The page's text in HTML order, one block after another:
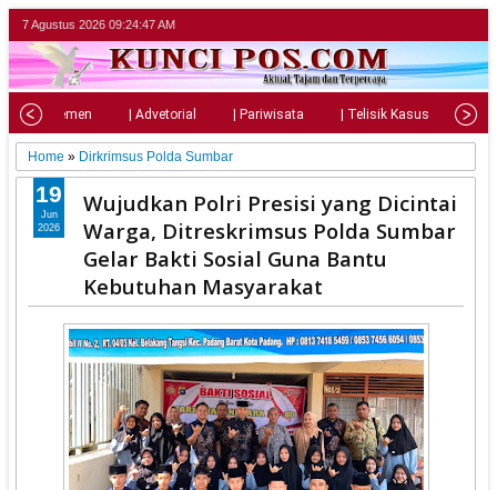
7 Agustus 2026 09:24:49 AM
| Parlemen | Advetorial | Pariwisata | Telisik Kasus |
Home » Dirkrimsus Polda Sumbar
Wujudkan Polri Presisi yang Dicintai
Warga, Ditreskrimsus Polda Sumbar
Gelar Bakti Sosial Guna Bantu
Kebutuhan Masyarakat
19
Jun
2026